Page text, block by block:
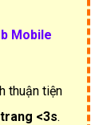
Mobile
thuận tiện
<3s.